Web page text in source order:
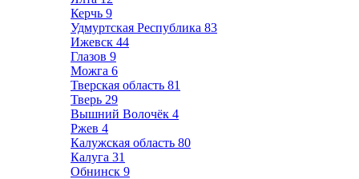
Керчь 9
Удмуртская Республика 83
Ижевск 44
Глазов 9
Можга 6
Тверская область 81
Тверь 29
Вышний Волочёк 4
Ржев 4
Калужская область 80
Калуга 31
Обнинск 9